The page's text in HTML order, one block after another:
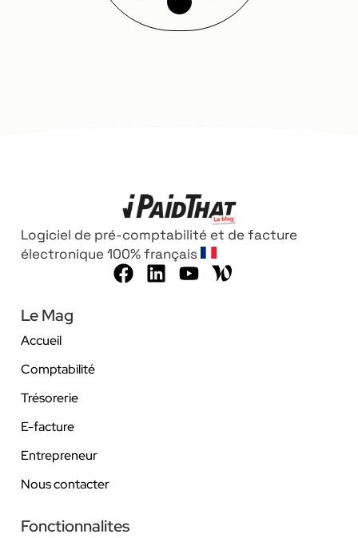
Logiciel de pré-comptabilité et de facture
électronique 100% français
Le Mag
Accueil
Comptabilité
Trésorerie
E-facture
Entrepreneur
Nous contacter
Fonctionnalites